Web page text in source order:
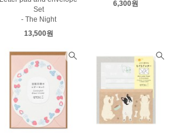
Set
- The Night
13,500원
6,300원